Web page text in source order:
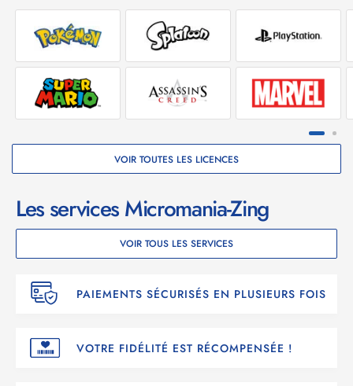
VOIR TOUTES LES LICENCES
Les services Micromania-Zing
VOIR TOUS LES SERVICES
PAIEMENTS SÉCURISÉS EN PLUSIEURS FOIS
VOTRE FIDÉLITÉ EST RÉCOMPENSÉE !